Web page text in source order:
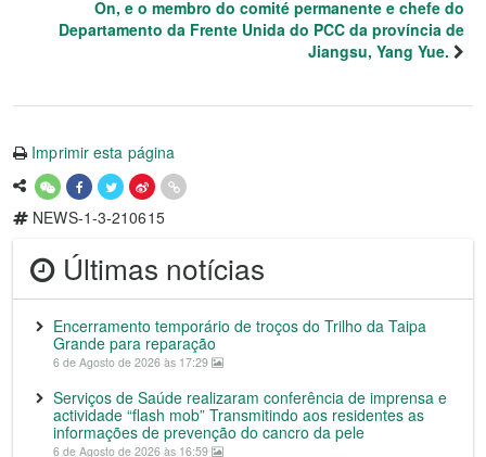
On, e o membro do comité permanente e chefe do
Departamento da Frente Unida do PCC da província de
Jiangsu, Yang Yue.
Imprimir esta página
NEWS-1-3-210615
Últimas notícias
Encerramento temporário de troços do Trilho da Taipa
Grande para reparação
6 de Agosto de 2026 às 17:29
Serviços de Saúde realizaram conferência de imprensa e
actividade “flash mob” Transmitindo aos residentes as
informações de prevenção do cancro da pele
6 de Agosto de 2026 às 16:59